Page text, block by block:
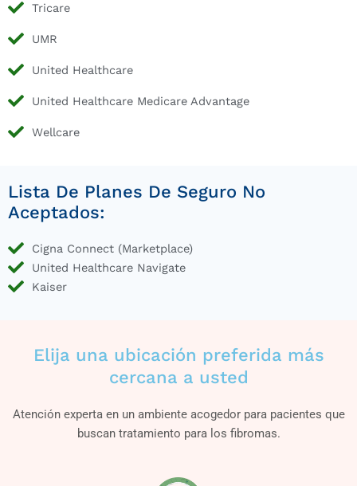
Tricare
UMR
United Healthcare
United Healthcare Medicare Advantage
Wellcare
Lista De Planes De Seguro No
Aceptados:
Cigna Connect (Marketplace)
United Healthcare Navigate
Kaiser
Elija una ubicación preferida más
cercana a usted
Atención experta en un ambiente acogedor para pacientes que
buscan tratamiento para los fibromas.